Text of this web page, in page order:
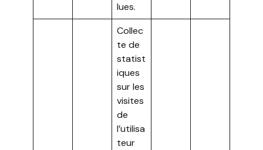
lues.
Collec
te de
statist
iques
sur les
visites
de
l’utilisa
teur